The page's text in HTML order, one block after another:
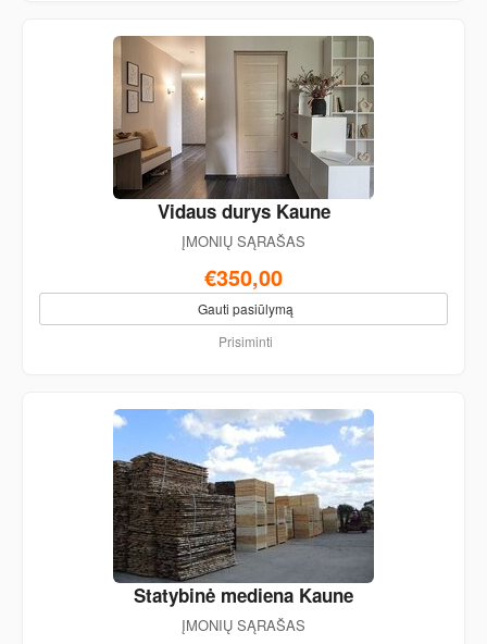
Vidaus durys Kaune
ĮMONIŲ SĄRAŠAS
€350,00
Gauti pasiūlymą
Prisiminti
Statybinė mediena Kaune
ĮMONIŲ SĄRAŠAS